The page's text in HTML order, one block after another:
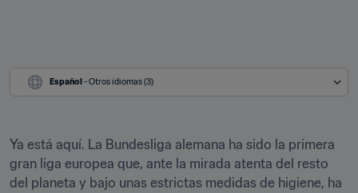
Español - Otros idiomas (3)
Ya está aquí. La Bundesliga alemana ha sido la primera
gran liga europea que, ante la mirada atenta del resto
del planeta y bajo unas estrictas medidas de higiene, ha